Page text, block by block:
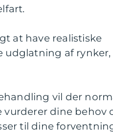
at have realistiske
udglatning af
vil der
dine behov
til dine